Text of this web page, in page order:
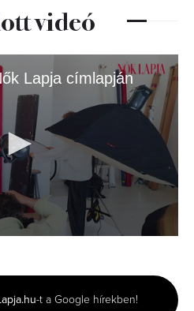
videó
Lapja címlapján
-t a Google hírekben!